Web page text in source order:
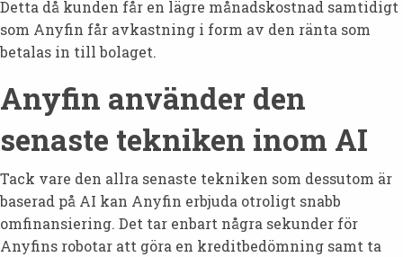
Detta då kunden får en lägre månadskostnad samtidigt
som Anyfin får avkastning i form av den ränta som
betalas in till bolaget.
Anyfin använder den
senaste tekniken inom AI
Tack vare den allra senaste tekniken som dessutom är
baserad på AI kan Anyfin erbjuda otroligt snabb
omfinansiering. Det tar enbart några sekunder för
Anyfins robotar att göra en kreditbedömning samt ta